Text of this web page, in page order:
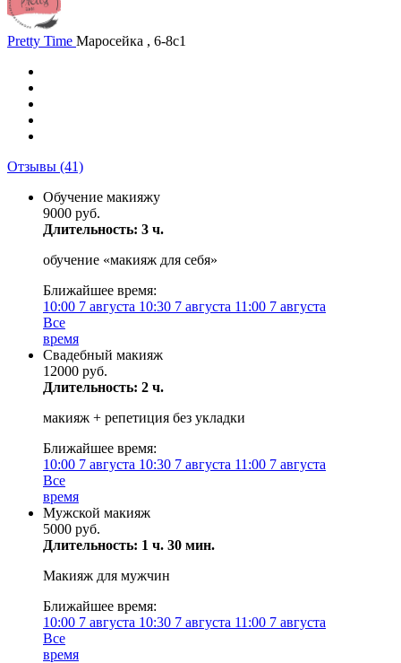
Pretty Time Маросейка , 6-8с1
Отзывы (41)
Обучение макияжу
9000 руб.
Длительность: 3 ч.
обучение «макияж для себя»
Ближайшее время:
10:00 7 августа 10:30 7 августа 11:00 7 августа
Все
время
Свадебный макияж
12000 руб.
Длительность: 2 ч.
макияж + репетиция без укладки
Ближайшее время:
10:00 7 августа 10:30 7 августа 11:00 7 августа
Все
время
Мужской макияж
5000 руб.
Длительность: 1 ч. 30 мин.
Макияж для мужчин
Ближайшее время:
10:00 7 августа 10:30 7 августа 11:00 7 августа
Все
время